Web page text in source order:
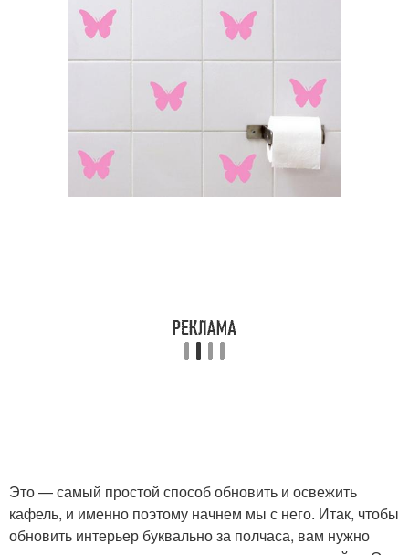
Это — самый простой способ обновить и освежить
кафель, и именно поэтому начнем мы с него. Итак, чтобы
обновить интерьер буквально за полчаса, вам нужно